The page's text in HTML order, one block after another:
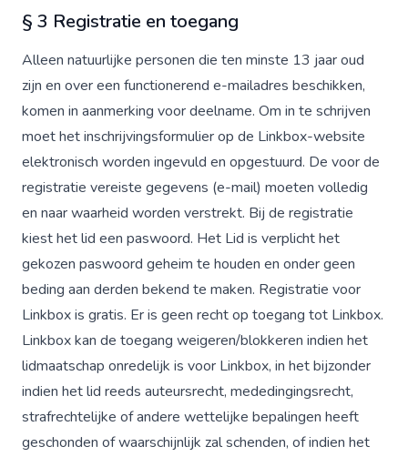
§ 3 Registratie en toegang
Alleen natuurlijke personen die ten minste 13 jaar oud
zijn en over een functionerend e-mailadres beschikken,
komen in aanmerking voor deelname. Om in te schrijven
moet het inschrijvingsformulier op de Linkbox-website
elektronisch worden ingevuld en opgestuurd. De voor de
registratie vereiste gegevens (e-mail) moeten volledig
en naar waarheid worden verstrekt. Bij de registratie
kiest het lid een paswoord. Het Lid is verplicht het
gekozen paswoord geheim te houden en onder geen
beding aan derden bekend te maken. Registratie voor
Linkbox is gratis. Er is geen recht op toegang tot Linkbox.
Linkbox kan de toegang weigeren/blokkeren indien het
lidmaatschap onredelijk is voor Linkbox, in het bijzonder
indien het lid reeds auteursrecht, mededingingsrecht,
strafrechtelijke of andere wettelijke bepalingen heeft
geschonden of waarschijnlijk zal schenden, of indien het